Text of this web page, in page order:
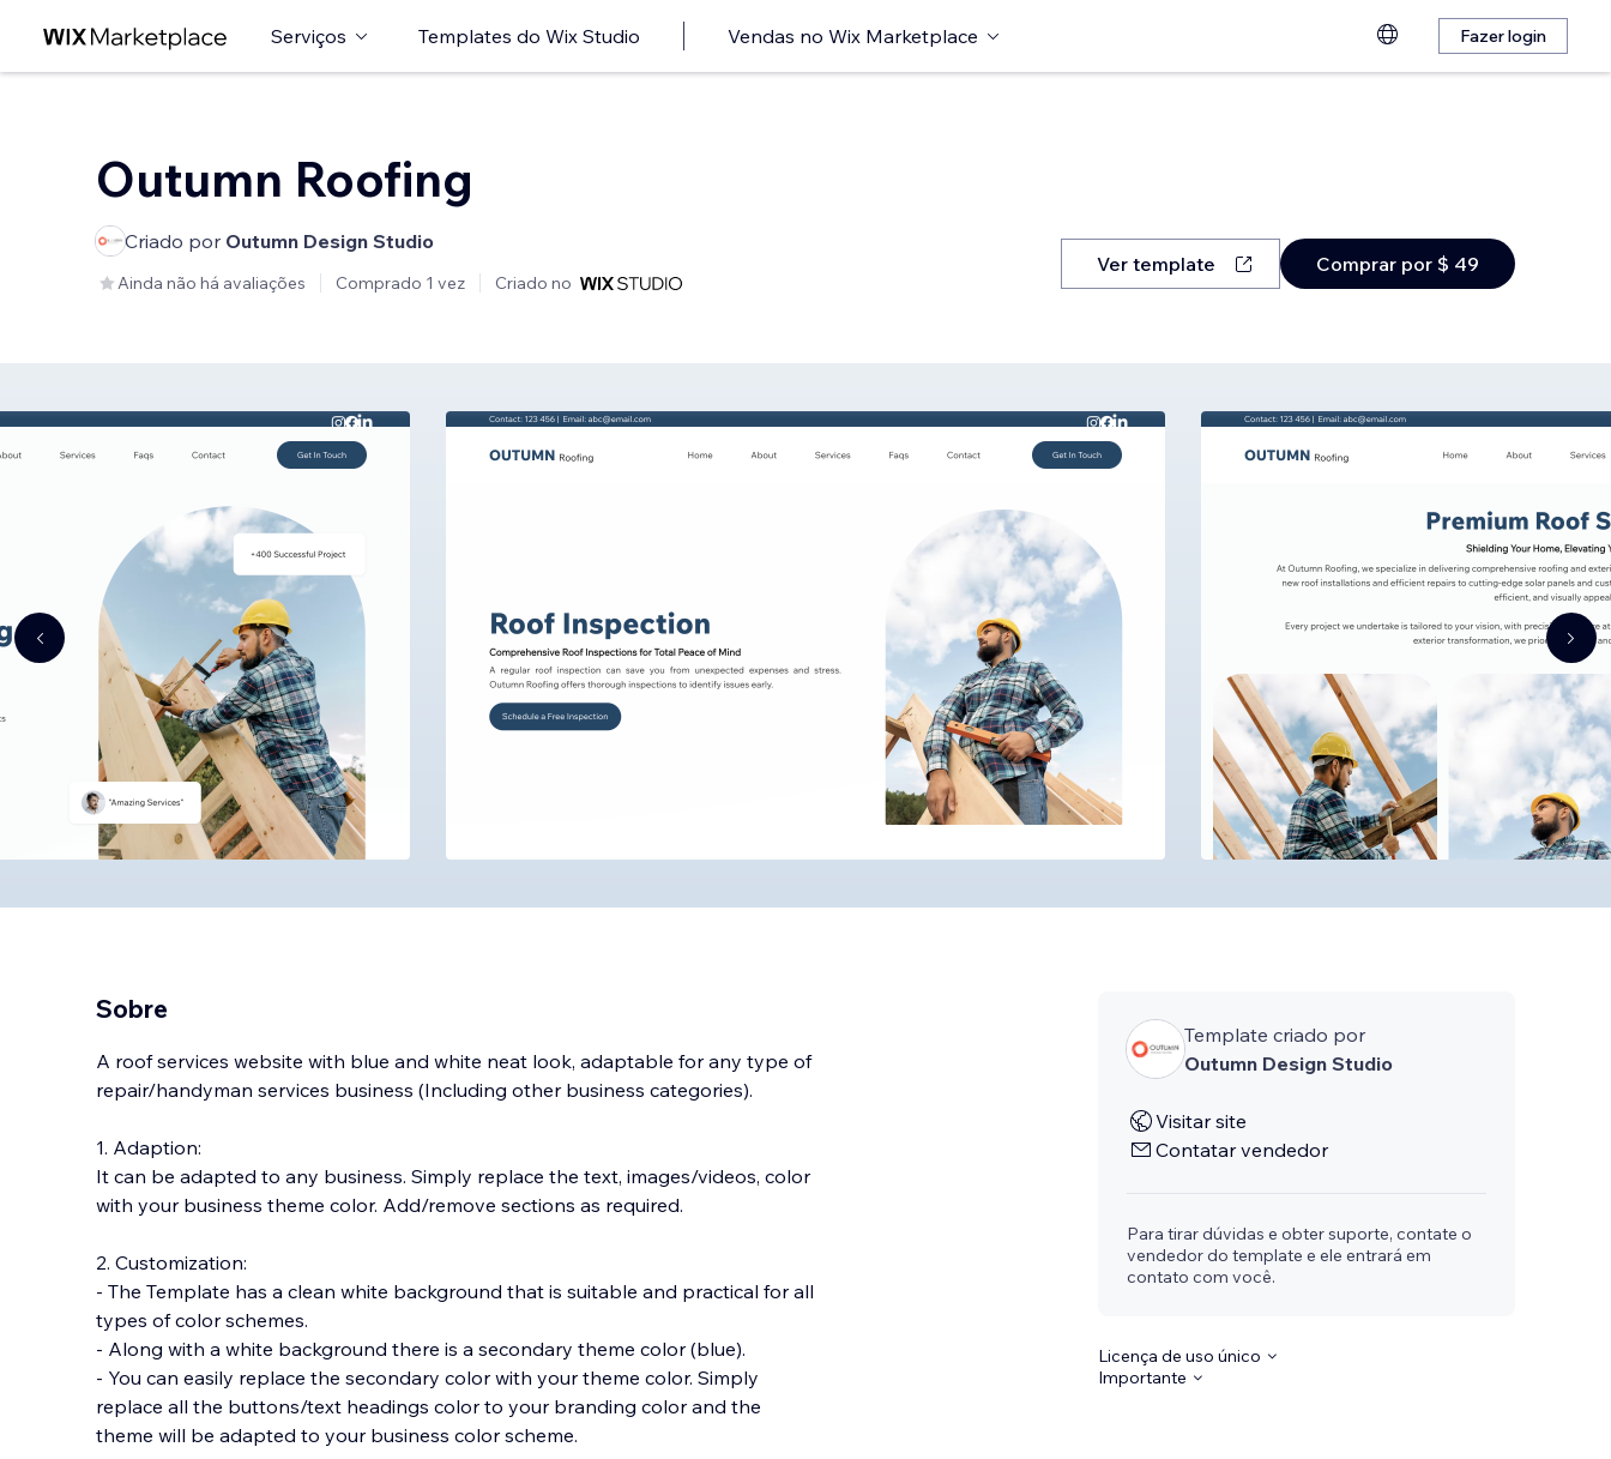
Serviços Templates do Wix Studio Vendas no Wix Marketplace Fazer login
Outumn Roofing
Criado por Outumn Design Studio
Ainda não há avaliações Comprado 1 vez Criado no
Ver template Comprar por $ 49
Sobre
A roof services website with blue and white neat look, adaptable for any type of
repair/handyman services business (Including other business categories).
1. Adaption:
It can be adapted to any business. Simply replace the text, images/videos, color
with your business theme color. Add/remove sections as required.
2. Customization:
- The Template has a clean white background that is suitable and practical for all
types of color schemes.
- Along with a white background there is a secondary theme color (blue).
- You can easily replace the secondary color with your theme color. Simply
replace all the buttons/text headings color to your branding color and the
theme will be adapted to your business color scheme.
Template criado por
Outumn Design Studio
Visitar site
Contatar vendedor
Para tirar dúvidas e obter suporte, contate o
vendedor do template e ele entrará em
contato com você.
Licença de uso único
Importante